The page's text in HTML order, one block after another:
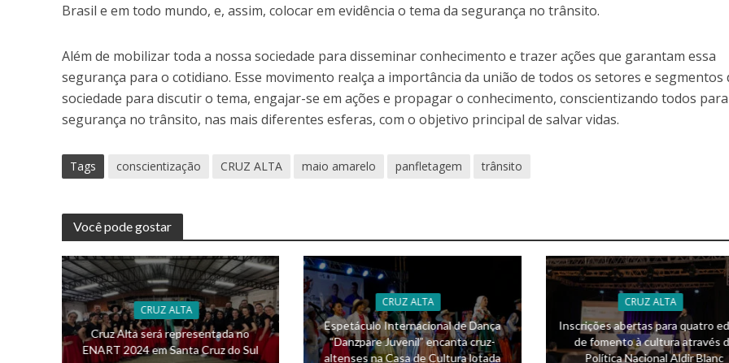
Brasil e em todo mundo, e, assim, colocar em evidência o tema da segurança no trânsito.
Além de mobilizar toda a nossa sociedade para disseminar conhecimento e trazer ações que garantam essa
segurança para o cotidiano. Esse movimento realça a importância da união de todos os setores e segmentos
sociedade para discutir o tema, engajar-se em ações e propagar o conhecimento, conscientizando todos
segurança no trânsito, nas mais diferentes esferas, com o objetivo principal de salvar vidas.
Tags conscientização CRUZ ALTA maio amarelo panfletagem trânsito
Você pode gostar
CRUZ ALTA
Cruz Alta será representada no
ENART 2024 em Santa Cruz do Sul
CRUZ ALTA
Espetáculo Internacional de Dança
“Danzpare Juvenil” encanta cruz-
altenses na Casa de Cultura lotada
CRUZ ALTA
Inscrições abertas para quatro
de fomento à cultura através
Política Nacional Aldir Blanc